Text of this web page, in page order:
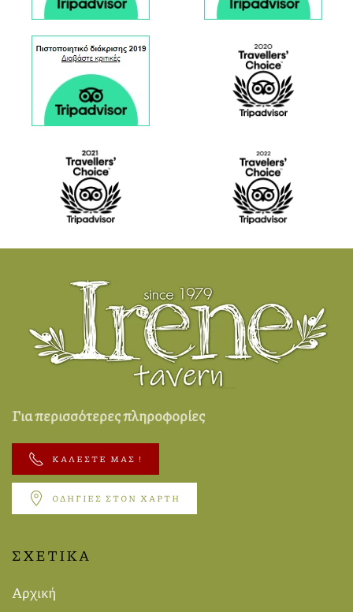
Για περισσότερες πληροφορίες
ΚΑΛΈΣΤΕ ΜΑΣ !
ΟΔΗΓΙΕΣ ΣΤΟΝ ΧΑΡΤΗ
ΣΧΕΤΙΚΑ
Αρχική